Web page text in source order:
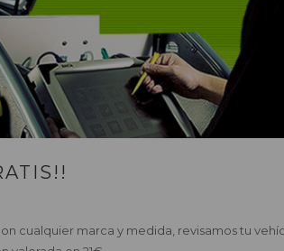
cualquier marca y medida, revisamos tu